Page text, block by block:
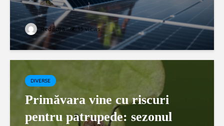
Redacția 15 views
DIVERSE
Primăvara vine cu riscuri
pentru patrupede: sezonul